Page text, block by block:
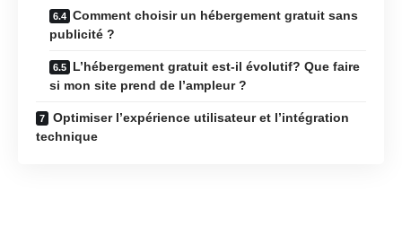
Comment choisir un hébergement gratuit sans
publicité ?
L’hébergement gratuit est-il évolutif? Que faire
si mon site prend de l’ampleur ?
Optimiser l’expérience utilisateur et l’intégration
technique